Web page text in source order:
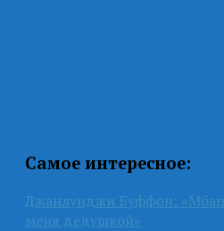
Самое интересное:
Джанлуиджи Буффон:
меня дедушкой»